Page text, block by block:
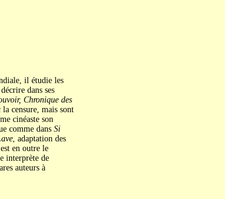
il étudie les
dans ses
Chronique des
la censure, mais sont
cinéaste son
comme dans Si
, adaptation des
en outre le
interprète de
auteurs à